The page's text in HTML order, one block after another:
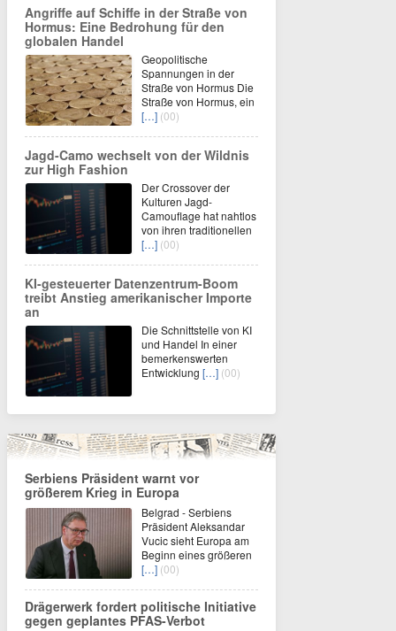
Angriffe auf Schiffe in der Straße von
Hormus: Eine Bedrohung für den
globalen Handel
Geopolitische
Spannungen in der
Straße von Hormus Die
Straße von Hormus, ein
[…] (00)
Jagd-Camo wechselt von der Wildnis
zur High Fashion
Der Crossover der
Kulturen Jagd-
Camouflage hat nahtlos
von ihren traditionellen
[…] (00)
KI-gesteuerter Datenzentrum-Boom
treibt Anstieg amerikanischer Importe
an
Die Schnittstelle von KI
und Handel In einer
bemerkenswerten
Entwicklung […] (00)
Serbiens Präsident warnt vor
größerem Krieg in Europa
Belgrad - Serbiens
Präsident Aleksandar
Vucic sieht Europa am
Beginn eines größeren
[…] (00)
Drägerwerk fordert politische Initiative
gegen geplantes PFAS-Verbot